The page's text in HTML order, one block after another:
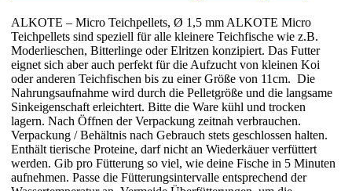
ALKOTE – Micro Teichpellets, Ø 1,5 mm ALKOTE Micro
Teichpellets sind speziell für alle kleinere Teichfische wie z.B.
Moderlieschen, Bitterlinge oder Elritzen konzipiert. Das Futter
eignet sich aber auch perfekt für die Aufzucht von kleinen Koi
oder anderen Teichfischen bis zu einer Größe von 11cm. Die
Nahrungsaufnahme wird durch die Pelletgröße und die langsame
Sinkeigenschaft erleichtert. Bitte die Ware kühl und trocken
lagern. Nach Öffnen der Verpackung zeitnah verbrauchen.
Verpackung / Behältnis nach Gebrauch stets geschlossen halten.
Enthält tierische Proteine, darf nicht an Wiederkäuer verfüttert
werden. Gib pro Fütterung so viel, wie deine Fische in 5 Minuten
aufnehmen. Passe die Fütterungsintervalle entsprechend der